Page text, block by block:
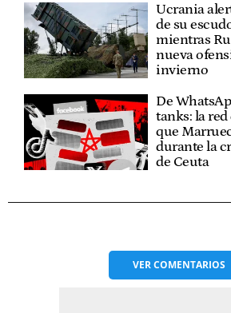
Ucrania
de su
mientras
nueva
invierno
De
tanks: la
que
durante la
de Ceuta
VERCOMENTARIOS